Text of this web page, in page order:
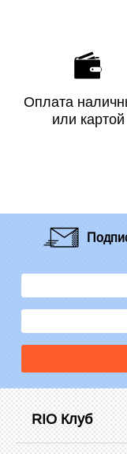
Оплата
или картой
RIO Клуб